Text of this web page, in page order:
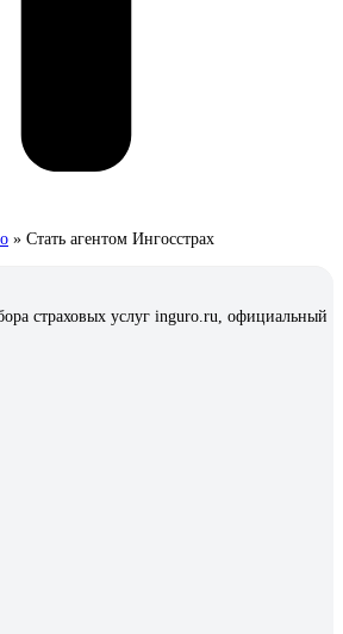
» Стать агентом Ингосстрах
страховых услуг inguro.ru, официальный